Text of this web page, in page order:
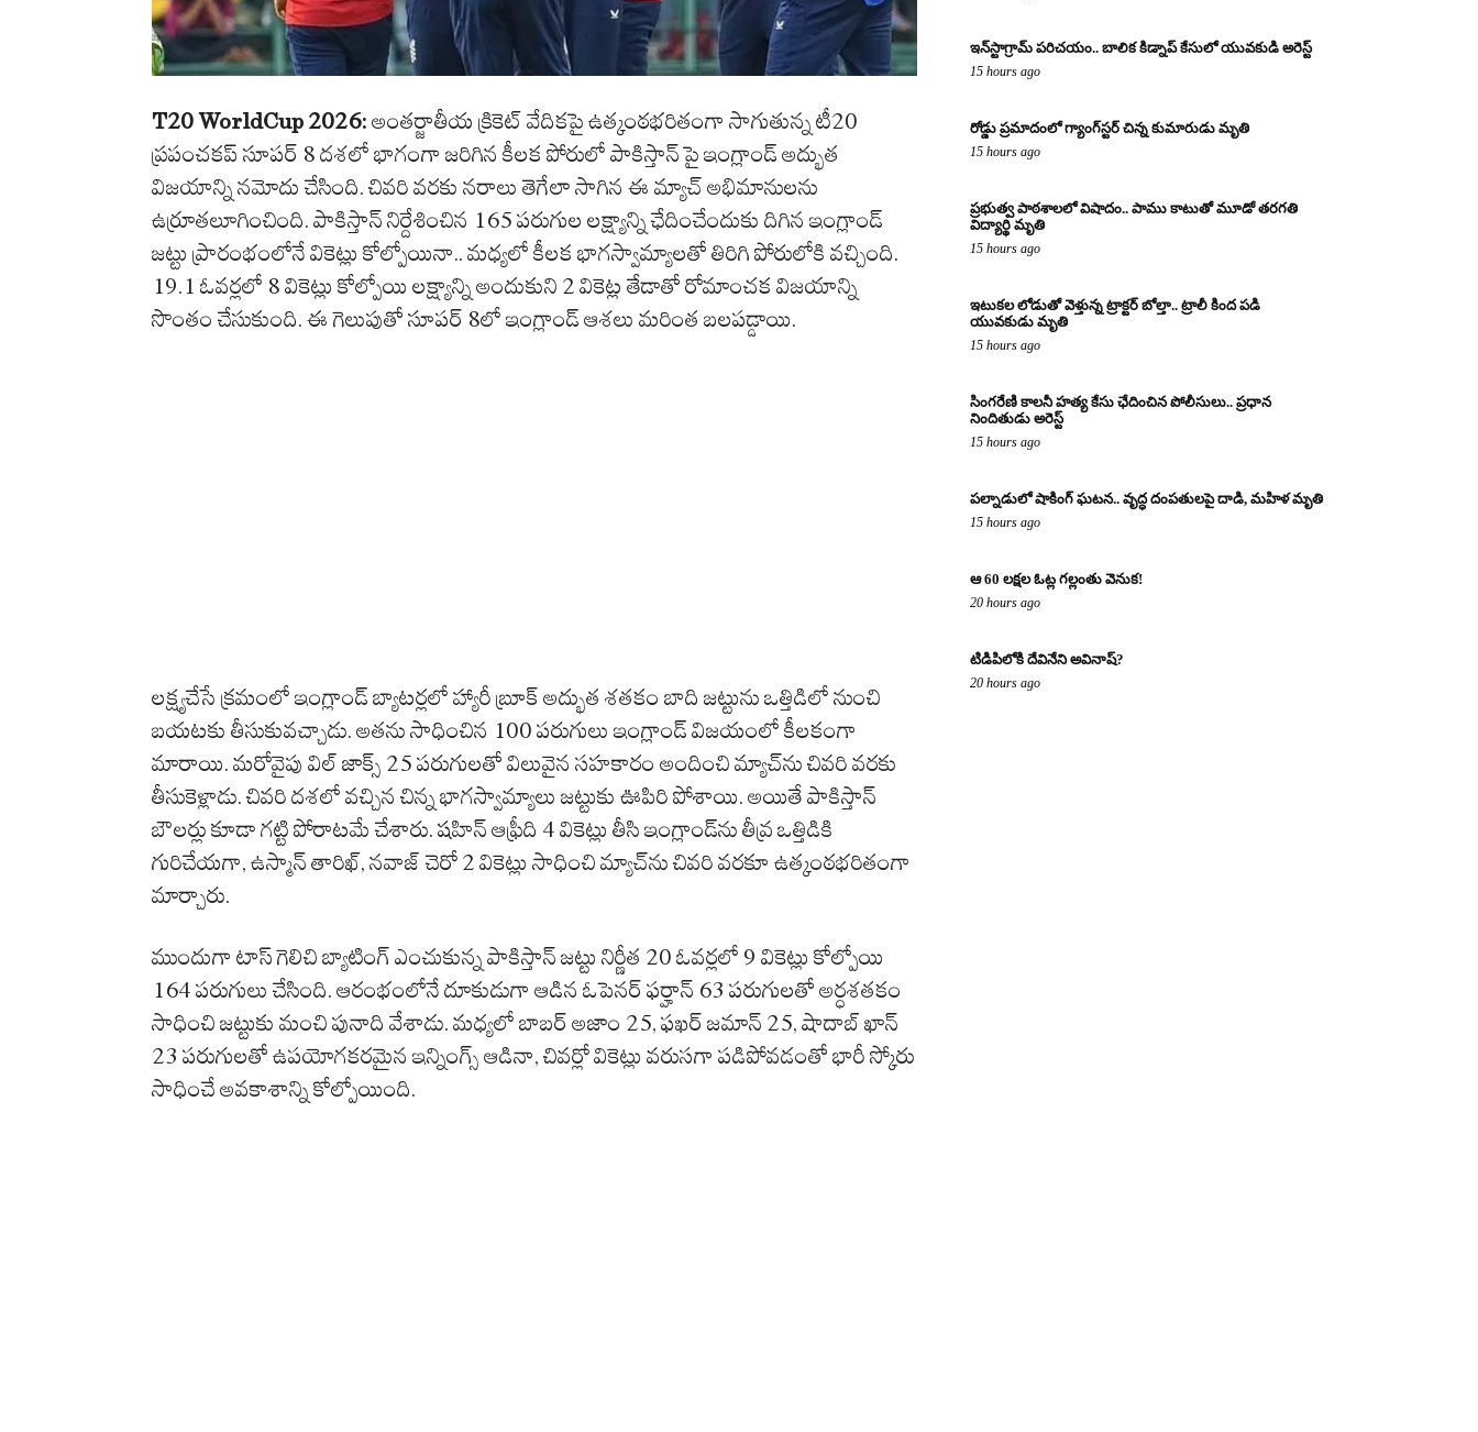
T20 WorldCup 2026: అంతర్జాతీయ క్రికెట్ వేదికపై ఉత్కంఠభరితంగా సాగుతున్న టీ20
ప్రపంచకప్ సూపర్ 8 దశలో భాగంగా జరిగిన కీలక పోరులో పాకిస్తాన్ పై ఇంగ్లాండ్‌ అద్భుత
విజయాన్ని నమోదు చేసింది. చివరి వరకు నరాలు తెగేలా సాగిన ఈ మ్యాచ్ అభిమానులను
ఉర్రూతలూగించింది. పాకిస్తాన్ నిర్దేశించిన 165 పరుగుల లక్ష్యాన్ని ఛేదించేందుకు దిగిన ఇంగ్లాండ్
జట్టు ప్రారంభంలోనే వికెట్లు కోల్పోయినా.. మధ్యలో కీలక భాగస్వామ్యాలతో తిరిగి పోరులోకి వచ్చింది.
19.1 ఓవర్లలో 8 వికెట్లు కోల్పోయి లక్ష్యాన్ని అందుకుని 2 వికెట్ల తేడాతో రోమాంచక విజయాన్ని
సొంతం చేసుకుంది. ఈ గెలుపుతో సూపర్ 8లో ఇంగ్లాండ్ ఆశలు మరింత బలపడ్డాయి.
లక్ష్యచేసే క్రమంలో ఇంగ్లాండ్ బ్యాటర్లలో హ్యారీ బ్రూక్ అద్భుత శతకం బాది జట్టును ఒత్తిడిలో నుంచి
బయటకు తీసుకువచ్చాడు. అతను సాధించిన 100 పరుగులు ఇంగ్లాండ్ విజయంలో కీలకంగా
మారాయి. మరోవైపు విల్ జాక్స్ 25 పరుగులతో విలువైన సహకారం అందించి మ్యాచ్‌ను చివరి వరకు
తీసుకెళ్లాడు. చివరి దశలో వచ్చిన చిన్న భాగస్వామ్యాలు జట్టుకు ఊపిరి పోశాయి. అయితే పాకిస్తాన్
బౌలర్లు కూడా గట్టి పోరాటమే చేశారు. షహిన్ ఆఫ్రీది 4 వికెట్లు తీసి ఇంగ్లాండ్‌ను తీవ్ర ఒత్తిడికి
గురిచేయగా, ఉస్మాన్ తారిఖ్, నవాజ్ చెరో 2 వికెట్లు సాధించి మ్యాచ్‌ను చివరి వరకూ ఉత్కంఠభరితంగా
మార్చారు.
ముందుగా టాస్ గెలిచి బ్యాటింగ్ ఎంచుకున్న పాకిస్తాన్ జట్టు నిర్ణీత 20 ఓవర్లలో 9 వికెట్లు కోల్పోయి
164 పరుగులు చేసింది. ఆరంభంలోనే దూకుడుగా ఆడిన ఓపెనర్ ఫర్హాన్ 63 పరుగులతో అర్ధశతకం
సాధించి జట్టుకు మంచి పునాది వేశాడు. మధ్యలో బాబర్ అజాం 25, ఫఖర్ జమాన్ 25, షాదాబ్ ఖాన్
23 పరుగులతో ఉపయోగకరమైన ఇన్నింగ్స్ ఆడినా, చివర్లో వికెట్లు వరుసగా పడిపోవడంతో భారీ స్కోరు
సాధించే అవకాశాన్ని కోల్పోయింది.
ఇన్‌స్టాగ్రామ్ పరిచయం.. బాలిక కిడ్నాప్ కేసులో యువకుడి అరెస్ట్
15 hours ago
రోడ్డు ప్రమాదంలో గ్యాంగ్‌స్టర్ చిన్న కుమారుడు మృతి
15 hours ago
ప్రభుత్వ పాఠశాలలో విషాదం.. పాము కాటుతో మూడో తరగతి
విద్యార్థి మృతి
15 hours ago
ఇటుకల లోడుతో వెళ్తున్న ట్రాక్టర్ బోల్తా.. ట్రాలీ కింద పడి
యువకుడు మృతి
15 hours ago
సింగరేణి కాలనీ హత్య కేసు ఛేదించిన పోలీసులు.. ప్రధాన
నిందితుడు అరెస్ట్
15 hours ago
పల్నాడులో షాకింగ్ ఘటన.. వృద్ధ దంపతులపై దాడి, మహిళ మృతి
15 hours ago
ఆ 60 లక్షల ఓట్ల గల్లంతు వెనుక!
20 hours ago
టిడిపిలోకి దేవినేని అవినాష్?
20 hours ago